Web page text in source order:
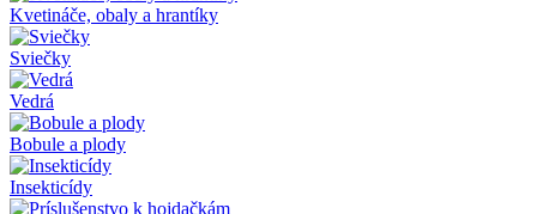
Kvetináče, obaly a hrantíky
Sviečky
Vedrá
Bobule a plody
Insekticídy